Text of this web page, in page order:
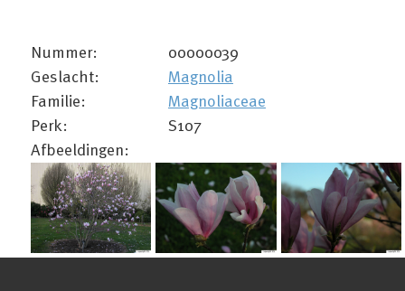
Nummer:
00000039
Geslacht:
Magnolia
Familie:
Magnoliaceae
Perk:
S107
Afbeeldingen: